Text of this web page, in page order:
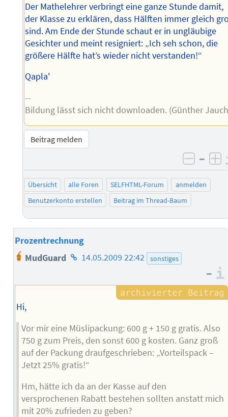
Der Mathelehrer verbringt eine ganze Stunde damit,
der Klasse zu erklären, dass Hälften immer gleich
sind. Am Ende der Stunde schaut er in ungläubige
Gesichter und meint resigniert: „Ich seh schon, die
größere Hälfte hat’s wieder nicht verstanden!“
Qapla'
--
Bildung lässt sich nicht downloaden. (Günther
Beitrag melden
–
Übersicht alle Foren SELFHTML-Forum
anmelden
Benutzerkonto erstellen
Beitrag im Thread-Baum
Prozentrechnung
MudGuard Homepage
Autors
14.05.2009 22:42 sonstiges
–
Hi,
Vor mir eine Müslipackung: 600 g + 150 g gratis. Also
750 g zum Preis, den sonst 600 g kosten. Ganz groß
auf der Packung draufgeschrieben: „Vorteilspack –
Jetzt 25% gratis!“
Hm, hätte ich da an der Kasse auf den
versprochenen Rabatt bestehen sollten anstatt mich
mit 20% zufrieden zu geben?